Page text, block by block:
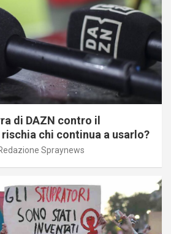
di DAZN contro il
chi continua a usarlo?
Spraynews